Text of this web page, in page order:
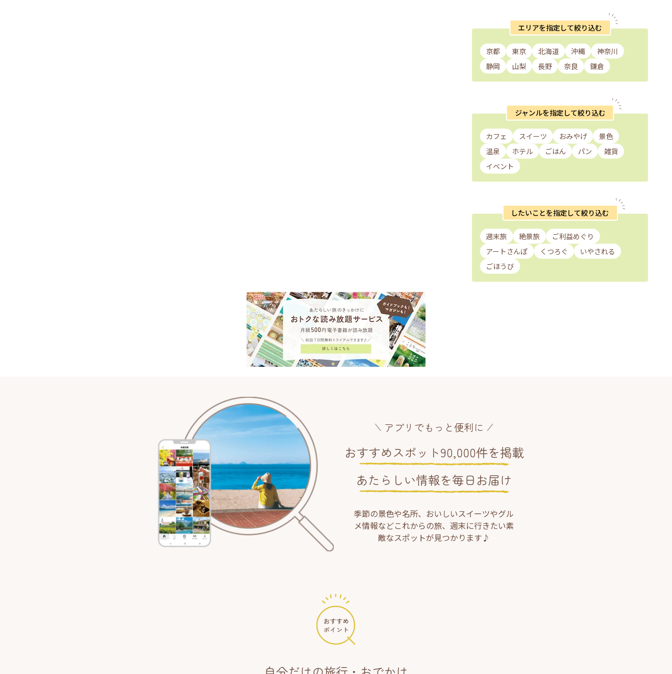
エリアを指定して絞り込む
京都 東京 北海道 沖縄
神奈川
静岡
山梨 長野 奈良 鎌倉
ジャンルを指定して絞り込む
カフェ スイーツ おみやげ
景色
温泉
ホテル ごはん パン
雑貨
イベント
したいことを指定して絞り込む
週末旅 絶景旅
ご利益めぐり
アートさんぽ
くつろぐ
いやされる
ごほうび
アプリでもっと便利に
おすすめスポット90,000件を掲載
あたらしい情報を毎日お届け
季節の景色や名所、おいしいスイーツやグル
メ情報などこれからの旅、週末に行きたい素
敵なスポットが見つかります♪